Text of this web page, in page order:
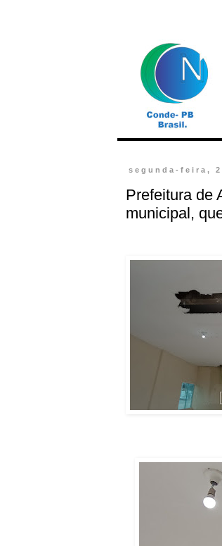
segunda-feira,
Prefeitura de
municipal,